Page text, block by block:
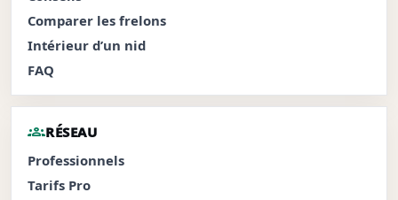
Comparer les frelons
Intérieur d’un nid
FAQ
groupsRÉSEAU
Professionnels
Tarifs Pro